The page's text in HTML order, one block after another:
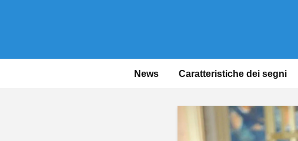
News Caratteristiche dei segni